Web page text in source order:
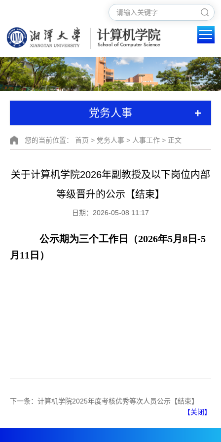
党务人事 +
您的当前位置： 首页 > 党务人事 > 人事工作 > 正文
关于计算机学院2026年副教授及以下岗位内部
等级晋升的公示【结束】
日期：2026-05-08 11:17
公示期为三个工作日（2026年5月 8 日 -5
月 11 日）
下一条： 计算机学院2025年度考核优秀等次人员公示【结束】
【关闭】